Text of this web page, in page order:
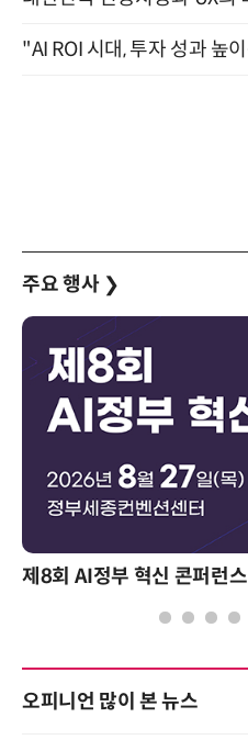
주요 행사 ❯
제8회 AI정부 혁신 콘퍼런스
오피니언 많이 본 뉴스